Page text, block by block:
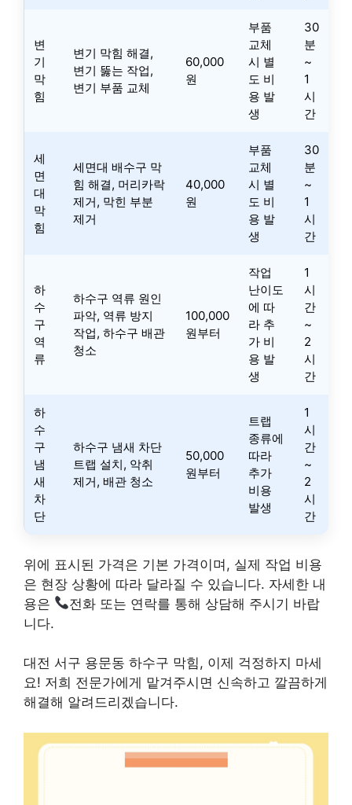
변
기
막
힘
변기 막힘 해결,
변기 뚫는 작업,
변기 부품 교체
60,000
원
부품
교체
시 별
도 비
용 발
생
30
분
~
1
시
간
세
면
대
막
힘
세면대 배수구 막
힘 해결, 머리카락
제거, 막힌 부분
제거
40,000
원
부품
교체
시 별
도 비
용 발
생
30
분
~
1
시
간
하
수
구
역
류
하수구 역류 원인
파악, 역류 방지
작업, 하수구 배관
청소
100,000
원부터
작업
난이도
에 따
라 추
가 비
용 발
생
1
시
간
~
2
시
간
하
수
구
냄
새
차
단
하수구 냄새 차단
트랩 설치, 악취
제거, 배관 청소
50,000
원부터
트랩
종류에
따라
추가
비용
발생
1
시
간
~
2
시
간
위에 표시된 가격은 기본 가격이며, 실제 작업 비용
은 현장 상황에 따라 달라질 수 있습니다. 자세한 내
용은
전화 또는 연락를 통해 상담해 주시기 바랍
니다.
대전 서구 용문동 하수구 막힘, 이제 걱정하지 마세
요! 저희 전문가에게 맡겨주시면 신속하고 깔끔하게
해결해 알려드리겠습니다.